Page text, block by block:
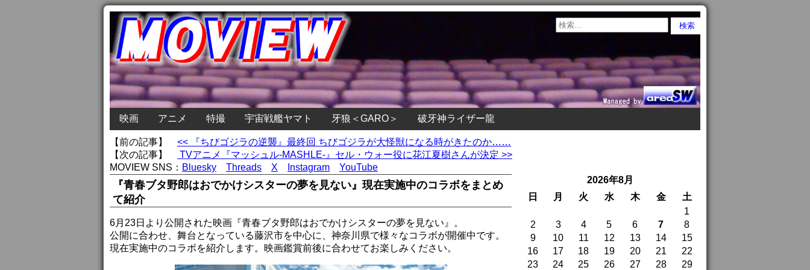
映画 アニメ 特撮 宇宙戦艦ヤマト 牙狼＜GARO＞ 破牙神ライザー龍
【前の記事】 << 『ちびゴジラの逆襲』最終回 ちびゴジラが大怪獣になる時がきたのか……
【次の記事】
TVアニメ『マッシュル-MASHLE-』セル・ウォー役に花江夏樹さんが決定 >>
MOVIEW SNS： Bluesky Threads X Instagram YouTube
『青春ブタ野郎はおでかけシスターの夢を見ない』現在実施中のコラボをまとめ
て紹介
6月23日より公開された映画『青春ブタ野郎はおでかけシスターの夢を見ない』。
公開に合わせ、舞台となっている藤沢市を中心に、神奈川県で様々なコラボが開催中です。
現在実施中のコラボを紹介します。映画鑑賞前後に合わせてお楽しみください。
2026年8月
日
月 火 水 木 金
土
1
2
3 4 5 6 7
8
9
10 11 12 13 14
15
16
17 18 19 20 21
22
23
24 25 26 27 28 29